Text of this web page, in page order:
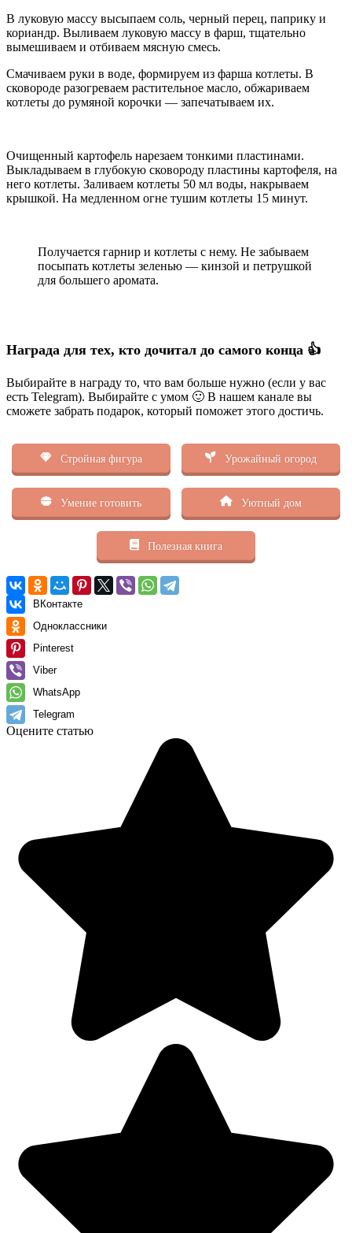
В луковую массу высыпаем соль, черный перец, паприку и
кориандр. Выливаем луковую массу в фарш, тщательно
вымешиваем и отбиваем мясную смесь.
Смачиваем руки в воде, формируем из фарша котлеты. В
сковороде разогреваем растительное масло, обжариваем
котлеты до румяной корочки — запечатываем их.
Очищенный картофель нарезаем тонкими пластинами.
Выкладываем в глубокую сковороду пластины картофеля, на
него котлеты. Заливаем котлеты 50 мл воды, накрываем
крышкой. На медленном огне тушим котлеты 15 минут.
Получается гарнир и котлеты с нему. Не забываем
посыпать котлеты зеленью — кинзой и петрушкой
для большего аромата.
Награда для тех, кто дочитал до самого конца 👍
Выбирайте в награду то, что вам больше нужно (если у вас
есть Telegram). Выбирайте с умом 🙂 В нашем канале вы
сможете забрать подарок, который поможет этого достичь.
Стройная фигура Урожайный огород
Умение готовить Уютный дом
Полезная книга
ВКонтакте
Одноклассники
Pinterest
Viber
WhatsApp
Telegram
Оцените статью